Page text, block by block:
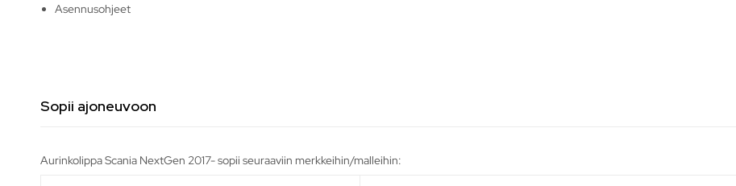
Asennusohjeet
Sopii ajoneuvoon
Aurinkolippa Scania NextGen 2017- sopii seuraaviin merkkeihin/malleihin: